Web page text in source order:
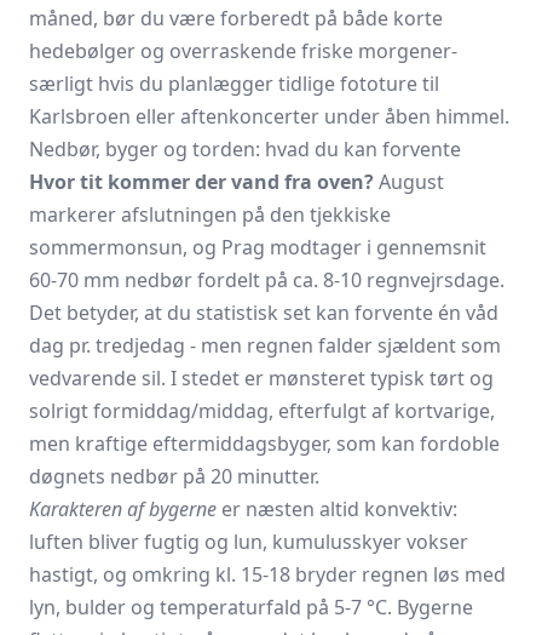
måned, bør du være forberedt på både korte
hedebølger og overraskende friske morgener-
særligt hvis du planlægger tidlige fototure til
Karlsbroen eller aftenkoncerter under åben himmel.
Nedbør, byger og torden: hvad du kan forvente
Hvor tit kommer der vand fra oven?August
markerer afslutningen på den tjekkiske
sommermonsun, og Prag modtager i gennemsnit
60-70 mm nedbør fordelt på ca. 8-10 regnvejrsdage.
Det betyder, at du statistisk set kan forvente én våd
dag pr. tredjedag - men regnen falder sjældent som
vedvarende sil. I stedet er mønsteret typisk tørt og
solrigt formiddag/​middag, efterfulgt af kortvarige,
men kraftige eftermiddagsbyger, som kan fordoble
døgnets nedbør på 20 minutter.
Karakteren af bygerne er næsten altid konvektiv:
luften bliver fugtig og lun, kumulusskyer vokser
hastigt, og omkring kl. 15-18 bryder regnen løs med
lyn, bulder og temperaturfald på 5-7 °C. Bygerne